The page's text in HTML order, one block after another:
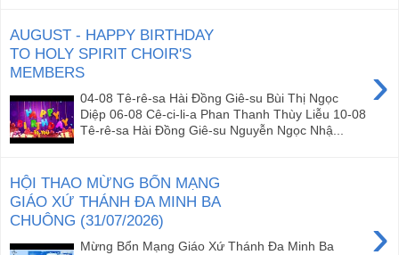
AUGUST - HAPPY BIRTHDAY
TO HOLY SPIRIT CHOIR'S
MEMBERS
›
04-08 Tê-rê-sa Hài Đồng Giê-su Bùi Thị Ngọc
Diệp 06-08 Cê-ci-li-a Phan Thanh Thùy Liễu 10-08
Tê-rê-sa Hài Đồng Giê-su Nguyễn Ngọc Nhậ...
HỘI THAO MỪNG BỔN MẠNG
GIÁO XỨ THÁNH ĐA MINH BA
CHUÔNG (31/07/2026)
›
Mừng Bổn Mạng Giáo Xứ Thánh Đa Minh Ba